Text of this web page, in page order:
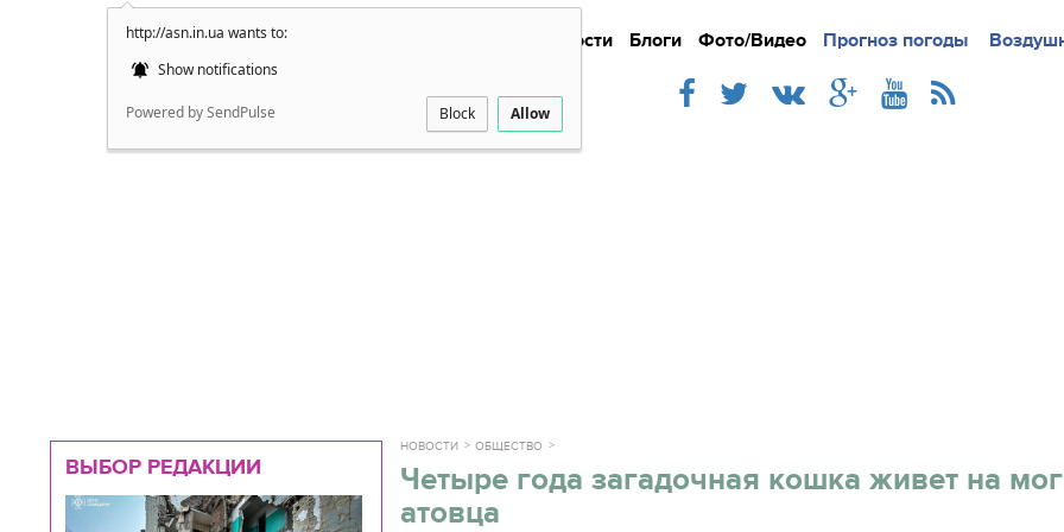
http://asn.in.ua wants to:
Show notifications
Powered by SendPulse Block Allow
Новости Блоги Фото/Видео Прогноз погоды
Подробно Новости
ВЫБОР РЕДАКЦИИ
НОВОСТИ ОБЩЕСТВО
Четыре года загадочная кошка живет на
атовца